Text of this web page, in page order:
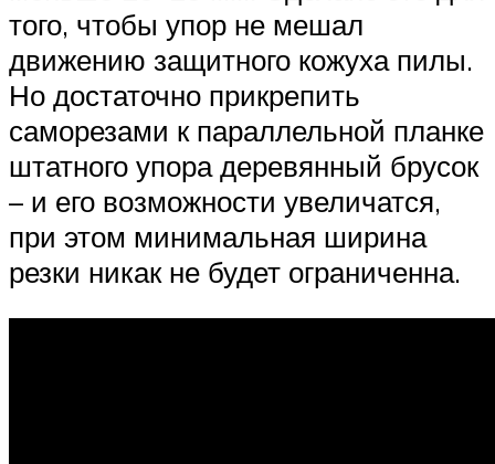
того, чтобы упор не мешал
движению защитного кожуха пилы.
Но достаточно прикрепить
саморезами к параллельной планке
штатного упора деревянный брусок
– и его возможности увеличатся,
при этом минимальная ширина
резки никак не будет ограниченна.